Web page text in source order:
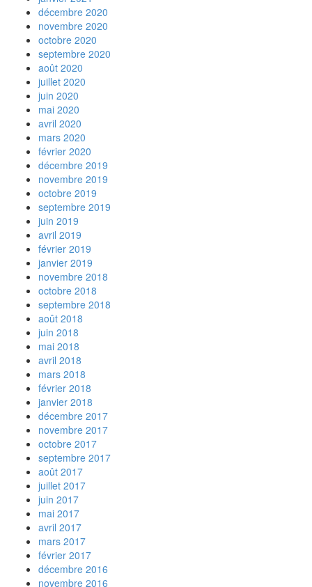
décembre 2020
novembre 2020
octobre 2020
septembre 2020
août 2020
juillet 2020
juin 2020
mai 2020
avril 2020
mars 2020
février 2020
décembre 2019
novembre 2019
octobre 2019
septembre 2019
juin 2019
avril 2019
février 2019
janvier 2019
novembre 2018
octobre 2018
septembre 2018
août 2018
juin 2018
mai 2018
avril 2018
mars 2018
février 2018
janvier 2018
décembre 2017
novembre 2017
octobre 2017
septembre 2017
août 2017
juillet 2017
juin 2017
mai 2017
avril 2017
mars 2017
février 2017
décembre 2016
novembre 2016